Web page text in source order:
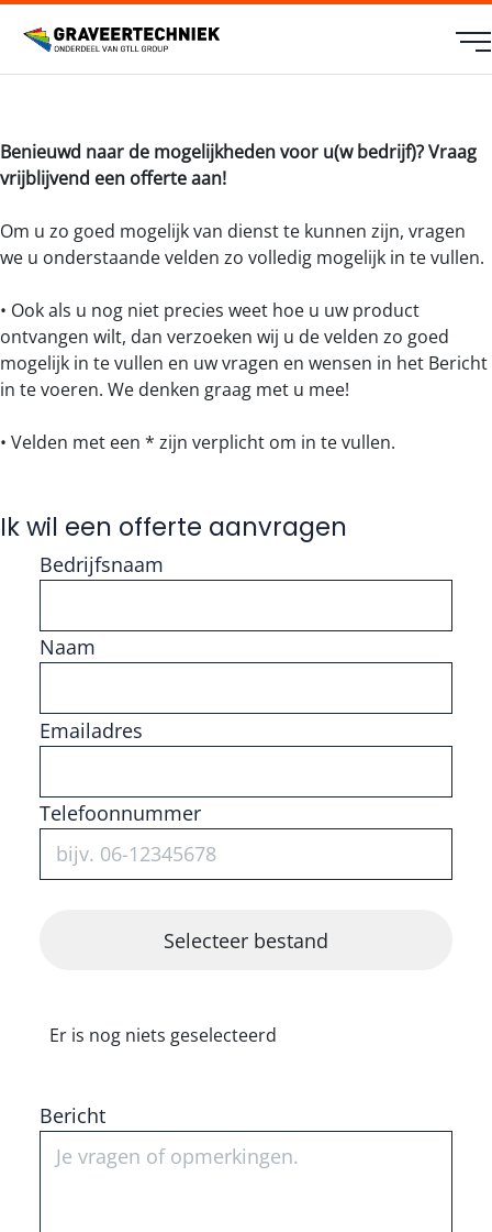
Benieuwd naar de mogelijkheden voor u(w bedrijf)? Vraag
vrijblijvend een offerte aan!
Om u zo goed mogelijk van dienst te kunnen zijn, vragen
we u onderstaande velden zo volledig mogelijk in te vullen.
• Ook als u nog niet precies weet hoe u uw product
ontvangen wilt, dan verzoeken wij u de velden zo goed
mogelijk in te vullen en uw vragen en wensen in het Bericht
in te voeren. We denken graag met u mee!
• Velden met een * zijn verplicht om in te vullen.
Ik wil een offerte aanvragen
Bedrijfsnaam
Naam
Vul getal in
Emailadres
Telefoonnummer
Er is nog niets geselecteerd
Bericht